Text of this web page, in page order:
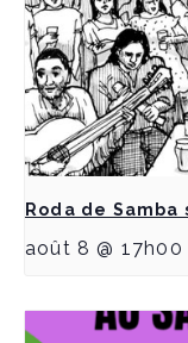
Roda de
août 8 @ 17h00